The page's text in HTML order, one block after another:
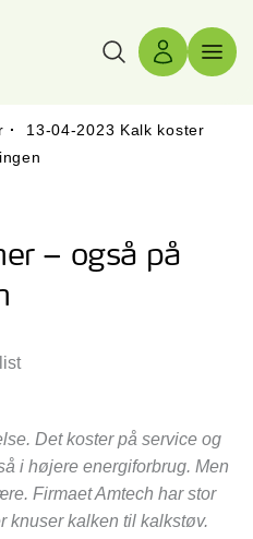
Søg Log ind
·
13-04-2023 Kalk koster
– også på
Det koster på service og
i højere energiforbrug. Men
Firmaet Amtech har stor
knuser kalken til kalkstøv.